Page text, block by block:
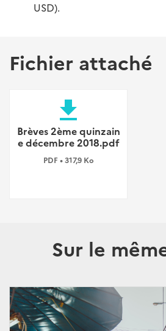
USD).
Fichier attaché
file_download
Brèves 2ème quinzain
e décembre 2018.pdf
PDF • 317,9 Ko
Sur le